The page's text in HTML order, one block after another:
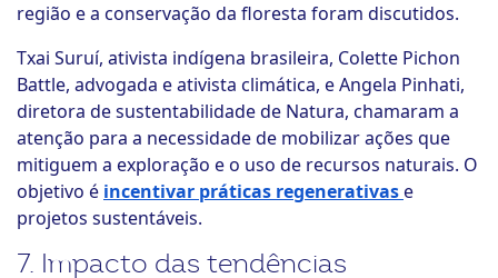
região e a conservação da floresta foram discutidos.
Txai Suruí, ativista indígena brasileira, Colette Pichon
Battle, advogada e ativista climática, e Angela Pinhati,
diretora de sustentabilidade de Natura, chamaram a
atenção para a necessidade de mobilizar ações que
mitiguem a exploração e o uso de recursos naturais. O
objetivo é incentivar práticas regenerativase
projetos sustentáveis.
7. Impacto das tendências